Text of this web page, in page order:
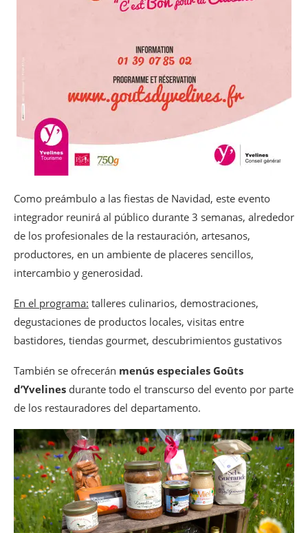
Como preámbulo a las fiestas de Navidad, este evento
integrador reunirá al público durante 3 semanas, alrededor
de los profesionales de la restauración, artesanos,
productores, en un ambiente de placeres sencillos,
intercambio y generosidad.
En el programa: talleres culinarios, demostraciones,
degustaciones de productos locales, visitas entre
bastidores, tiendas gourmet, descubrimientos gustativos
También se ofrecerán menús especiales Goûts
d’Yvelines durante todo el transcurso del evento por parte
de los restauradores del departamento.